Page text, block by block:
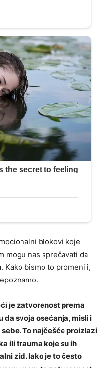
blokovi koje
mogu nas sprečavati da
Kako bismo to promenili,
je zatvorenost prema
da svoja osećanja, misli i
To najčešće proizlazi
ili trauma koje su ih
zid. Iako je to često